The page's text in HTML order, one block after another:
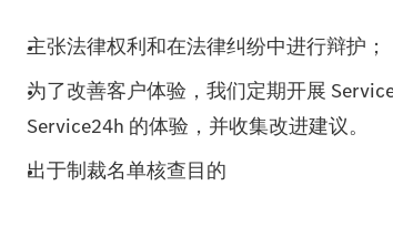
主张法律权利和在法律纠纷中进行辩护；
为了改善客户体验，我们定期开展
Service24h 的体验，并收集改进建议。
出于制裁名单核查目的